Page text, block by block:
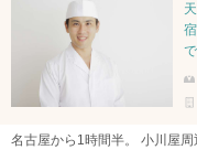
名古屋から1時間半。 小川屋